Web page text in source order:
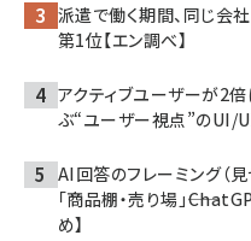
派遣で働く期間、同じ会
第1位【エン調べ】
アクティブユーザーが2
ぶ“ユーザー視点”のUI/
AI回答のフレーミング（
「商品棚・売り場」
め】